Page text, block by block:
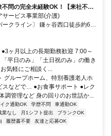
問の完全未経験OK！【来社不
サービス事業部(介護)
クライン〕 鎌ヶ谷西口徒歩約6
成松戸線 北初富徒歩約26分 車・
ヶ月以上の長期勤務歓迎 7:00～
平日のみ」「土日祝のみ」の働き
気軽にご相談く...
グループホーム、特別養護老人ホ
スなどで… ●お食事サポート ●レク
調管理など 身の回りのお世話か...
ク通勤OK 学歴不問
車通勤OK
業なし 月1シフト提出
ブランクOK
履歴書不要
友達と応募OK